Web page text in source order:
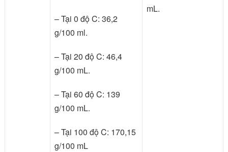
– Tại 0 độ C: 36,2
g/100 ml.
– Tại 20 độ C: 46,4
g/100 mL.
– Tại 60 độ C: 139
g/100 mL.
– Tại 100 độ C: 170,15
g/100 mL
mL.